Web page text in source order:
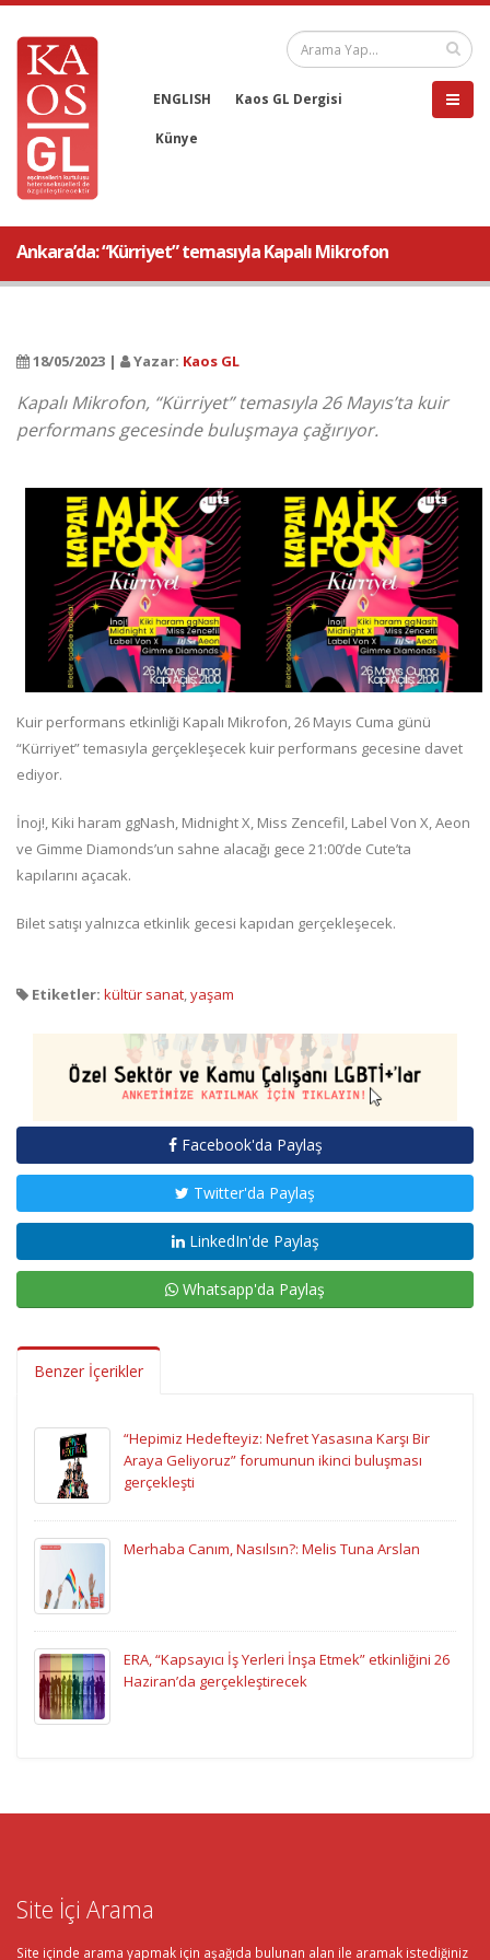
ENGLISH Kaos GL Dergisi
Künye
Ankara’da: “Kürriyet” temasıyla Kapalı Mikrofon
18/05/2023 | Yazar: Kaos GL
Kapalı Mikrofon, “Kürriyet” temasıyla 26 Mayıs’ta kuir
performans gecesinde buluşmaya çağırıyor.
Kuir performans etkinliği Kapalı Mikrofon, 26 Mayıs Cuma günü
“Kürriyet” temasıyla gerçekleşecek kuir performans gecesine davet
ediyor.
İnoj!, Kiki haram ggNash, Midnight X, Miss Zencefil, Label Von X, Aeon
ve Gimme Diamonds’un sahne alacağı gece 21:00’de Cute’ta
kapılarını açacak.
Bilet satışı yalnızca etkinlik gecesi kapıdan gerçekleşecek.
Etiketler: kültür sanat,yaşam
Facebook'da Paylaş
Twitter'da Paylaş
LinkedIn'de Paylaş
Whatsapp'da Paylaş
Benzer İçerikler
“Hepimiz Hedefteyiz: Nefret Yasasına Karşı Bir
Araya Geliyoruz” forumunun ikinci buluşması
gerçekleşti
Merhaba Canım, Nasılsın?: Melis Tuna Arslan
ERA, “Kapsayıcı İş Yerleri İnşa Etmek” etkinliğini 26
Haziran’da gerçekleştirecek
Site İçi Arama
Site içinde arama yapmak için aşağıda bulunan alan ile aramak istediğiniz